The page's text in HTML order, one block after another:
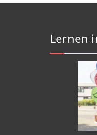
Lernen